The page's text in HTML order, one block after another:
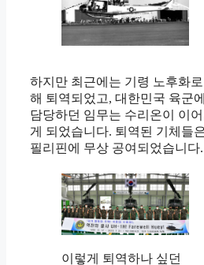
하지만 최근에는 기령 노후화로
해 퇴역되었고, 대한민국 육군
담당하던 임무는 수리온이 이
게 되었습니다. 퇴역된 기체들
필리핀에 무상 공여되었습니다.
이렇게 퇴역하나 싶던